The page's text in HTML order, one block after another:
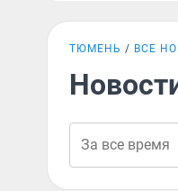
ТЮМЕНЬ ВСЕ